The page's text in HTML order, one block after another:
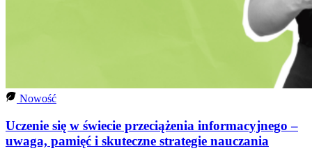
Nowość
Uczenie się w świecie przeciążenia informacyjnego –
uwaga, pamięć i skuteczne strategie nauczania